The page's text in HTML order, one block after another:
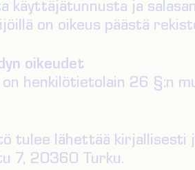
käyttäjätunnusta ja
on oikeus päästä
oikeudet
henkilötietolain 26 §:n
tulee lähettää
7, 20360 Turku.